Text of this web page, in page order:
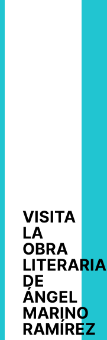
VISITA
LA
OBRA
LITERARIA
DE
ÁNGEL
MARINO
RAMÍREZ